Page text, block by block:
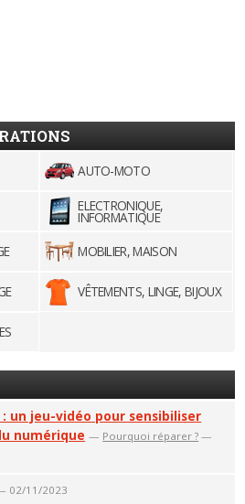
AUTO-MOTO
ELECTRONIQUE,
INFORMATIQUE
MOBILIER, MAISON
VÊTEMENTS, LINGE, BIJOUX
: un jeu-vidéo pour sensibiliser
numérique — Pourquoi réparer ? —
02/11/2023